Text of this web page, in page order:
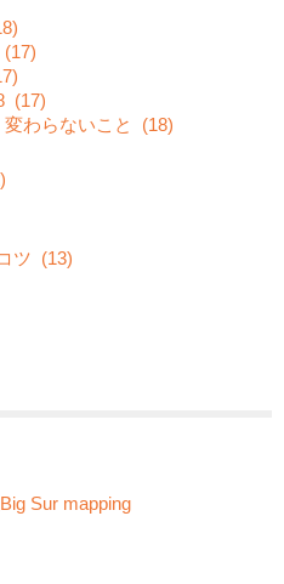
(17)
(17)
わらないこと
(18)
ツ (13)
Sur mapping